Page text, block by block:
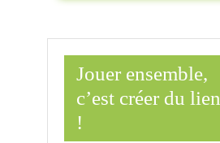
Jouer ensemble,
c’est créer du lien
!